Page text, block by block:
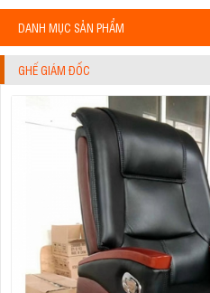
DANH MỤC SẢN PHẨM
GHẾ GIÁM ĐỐC